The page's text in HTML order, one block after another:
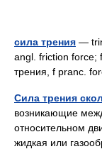
сила трения —
angl. friction force;
трения, f pranc.
Сила трения
возникающие
относительном
жидкая или